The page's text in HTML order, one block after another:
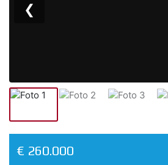
❮
€ 260.000